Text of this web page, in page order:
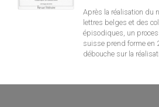
Après la réalisation du
lettres belges et des
épisodiques, un
suisse prend forme en
débouche sur la